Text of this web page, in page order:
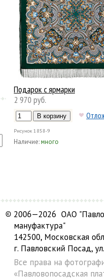
Подарок с ярмарки
2 970 руб.
Рисунок 1858-9
Наличие:много
© 2006—2026 ОАО
мануфактура"
142500, Московская
г. Павловский Посад,
Все права на
«Павловопосадская